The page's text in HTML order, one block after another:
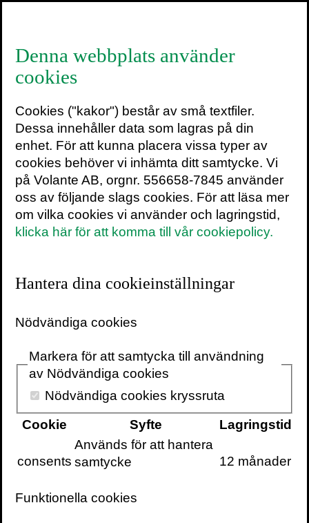
14 oktober 2013 2 min
De flesta av oss (en tredjedel till nästan
hundra procent beroende på vilken studie
man läser) har varit med om en plötslig
redan har hänt någon gång tidigare.
Fenomenet uppträder ofta med en samtidig
förflutet och upplevelsen av att något är
vet samtidigt att man aldrig upplevt det
förut. Om man varit med om det glömmer
man det inte. Det har varit känt i skrift
sedan kyrkofadern Augustinus tid och
vetenskapligt diskuterat sedan 1800-talet.
Benämningen är déjà vu och betyder i
svensk översättning ”redan sett”.
Förklaringarna är många. Man har
Denna webbplats använder
cookies
Cookies ("kakor") består av små textfiler.
Dessa innehåller data som lagras på din
enhet. För att kunna placera vissa typer av
cookies behöver vi inhämta ditt samtycke. Vi
på Volante AB, orgnr. 556658-7845 använder
oss av följande slags cookies. För att läsa mer
om vilka cookies vi använder och lagringstid,
klicka här för att komma till vår cookiepolicy.
Hantera dina cookieinställningar
Nödvändiga cookies
Markera för att samtycka till användning
av Nödvändiga cookies
Nödvändiga cookies kryssruta
Cookie
Syfte Lagringstid
consents
Används för att hantera
samtycke
12 månader
Funktionella cookies